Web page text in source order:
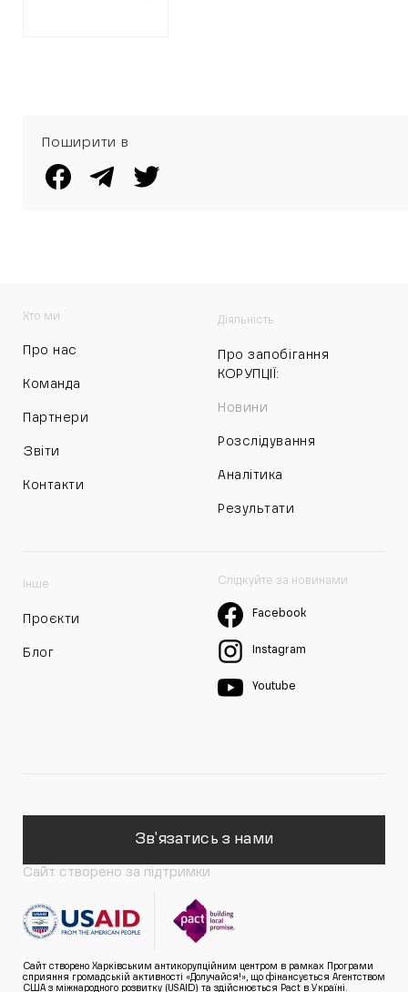
Поширити в
Хто ми
Про нас
Команда
Партнери
Звіти
Контакти
Діяльність
Про запобігання
КОРУПЦІЇ:
Новини
Розслідування
Аналітика
Результати
Інше
Проєкти
Блог
Слідкуйте за новинами
Facebook
Instagram
Youtube
Зв'язатись з нами
Сайт створено за підтримки
Сайт створено Харківським антикорупційним центром в рамках Програми
сприяння громадській активності «Долучайся!», що фінансується Агентством
США з міжнародного розвитку (USAID) та здійснюється Pact в Україні.